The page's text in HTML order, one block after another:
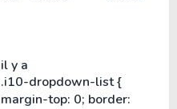
il y a